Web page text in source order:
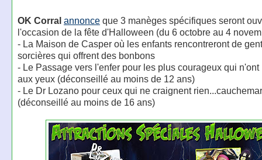
OK Corral annonceque 3 manèges spécifiques seront
l'occasion de la fête d'Halloween (du 6 octobre au 4
- La Maison de Casper où les enfants rencontreront de
sorcières qui offrent des bonbons
- Le Passage vers l'enfer pour les plus courageux qui n'ont
aux yeux (déconseillé au moins de 12 ans)
- Le Dr Lozano pour ceux qui ne craignent
(déconseillé au moins de 16 ans)